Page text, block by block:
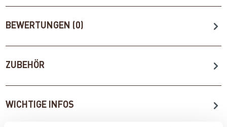
BEWERTUNGEN (0)
ZUBEHÖR
WICHTIGE INFOS